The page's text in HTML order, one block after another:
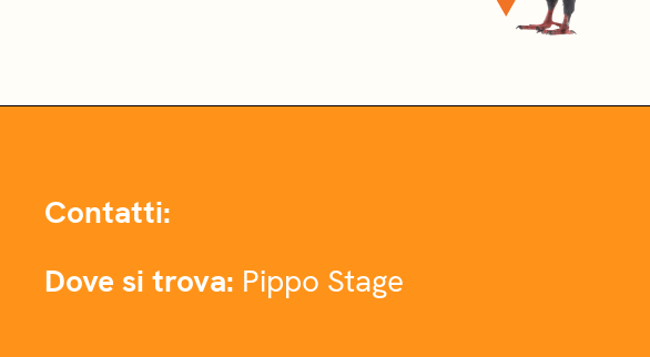
Contatti:
Dove si trova: Pippo Stage